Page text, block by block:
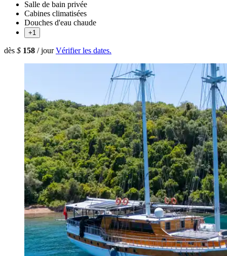
Salle de bain privée
Cabines climatisées
Douches d'eau chaude
+1
dès $ 158 / jour Vérifier les dates.